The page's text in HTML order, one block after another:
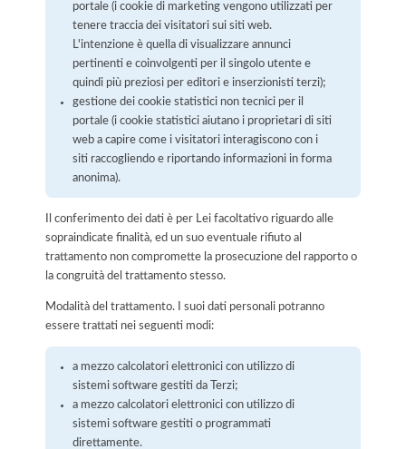
portale (i cookie di marketing vengono utilizzati per
tenere traccia dei visitatori sui siti web.
L'intenzione è quella di visualizzare annunci
pertinenti e coinvolgenti per il singolo utente e
quindi più preziosi per editori e inserzionisti terzi);
gestione dei cookie statistici non tecnici per il
portale (i cookie statistici aiutano i proprietari di siti
web a capire come i visitatori interagiscono con i
siti raccogliendo e riportando informazioni in forma
anonima).
Il conferimento dei dati è per Lei facoltativo riguardo alle
sopraindicate finalità, ed un suo eventuale rifiuto al
trattamento non compromette la prosecuzione del rapporto o
la congruità del trattamento stesso.
Modalità del trattamento. I suoi dati personali potranno
essere trattati nei seguenti modi:
a mezzo calcolatori elettronici con utilizzo di
sistemi software gestiti da Terzi;
a mezzo calcolatori elettronici con utilizzo di
sistemi software gestiti o programmati
direttamente.